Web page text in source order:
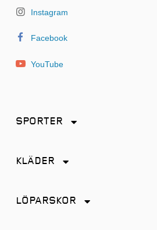
Instagram
Facebook
YouTube
SPORTER
KLÄDER
LÖPARSKOR